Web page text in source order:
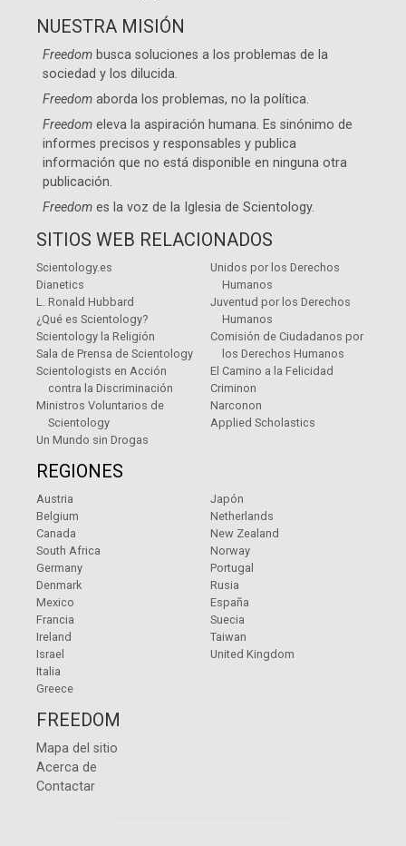
NUESTRA MISIÓN
Freedom busca soluciones a los problemas de la
sociedad y los dilucida.
Freedom aborda los problemas, no la política.
Freedom eleva la aspiración humana. Es sinónimo de
informes precisos y responsables y publica
información que no está disponible en ninguna otra
publicación.
Freedom es la voz de la Iglesia de Scientology.
SITIOS WEB RELACIONADOS
Scientology.es
Dianetics
L. Ronald Hubbard
¿Qué es Scientology?
Scientology la Religión
Sala de Prensa de Scientology
Scientologists en Acción
contra la Discriminación
Ministros Voluntarios de
Scientology
Un Mundo sin Drogas
Unidos por los Derechos
Humanos
Juventud por los Derechos
Humanos
Comisión de Ciudadanos por
los Derechos Humanos
El Camino a la Felicidad
Criminon
Narconon
Applied Scholastics
REGIONES
Austria
Belgium
Canada
South Africa
Germany
Denmark
Mexico
Francia
Ireland
Israel
Italia
Greece
Japón
Netherlands
New Zealand
Norway
Portugal
Rusia
España
Suecia
Taiwan
United Kingdom
FREEDOM
Mapa del sitio
Acerca de
Contactar